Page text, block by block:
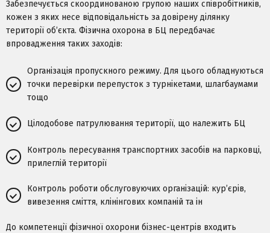
Забезпечується скоординованою групою наших співробітників,
кожен з яких несе відповідальність за довірену ділянку
території об’єкта. Фізична охорона в БЦ передбачає
впровадження таких заходів:
Організація пропускного режиму. Для цього обладнуються
точки перевірки перепусток з турнікетами, шлагбаумами
тощо
Цілодобове патрулювання території, що належить БЦ
Контроль пересування транспортних засобів на парковці,
прилеглій території
Контроль роботи обслуговуючих організацій: кур’єрів,
вивезення сміття, клінінгових компаній та ін
До компетенції фізичної охорони бізнес-центрів входить